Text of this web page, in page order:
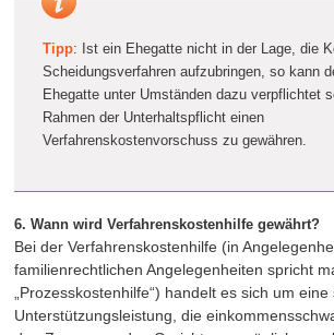
Tipp: Ist ein Ehegatte nicht in der Lage, die
Scheidungsverfahren aufzubringen, so kann
Ehegatte unter Umständen dazu verpflichtet
Rahmen der Unterhaltspflicht einen
Verfahrenskostenvorschuss zu gewähren.
6. Wann wird Verfahrenskostenhilfe gewährt?
Bei der Verfahrenskostenhilfe (in
familienrechtlichen Angelegenheiten spricht
„Prozesskostenhilfe“) handelt es sich um eine
Unterstützungsleistung, die